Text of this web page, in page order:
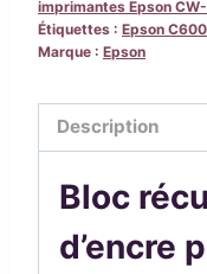
imprimantes Epson
Étiquettes : Epson
Marque : Epson
Description
Bloc
d’encre